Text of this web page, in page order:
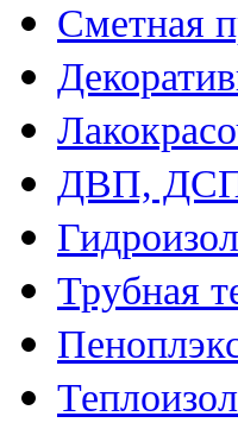
Сметная
ДВП,
Трубная